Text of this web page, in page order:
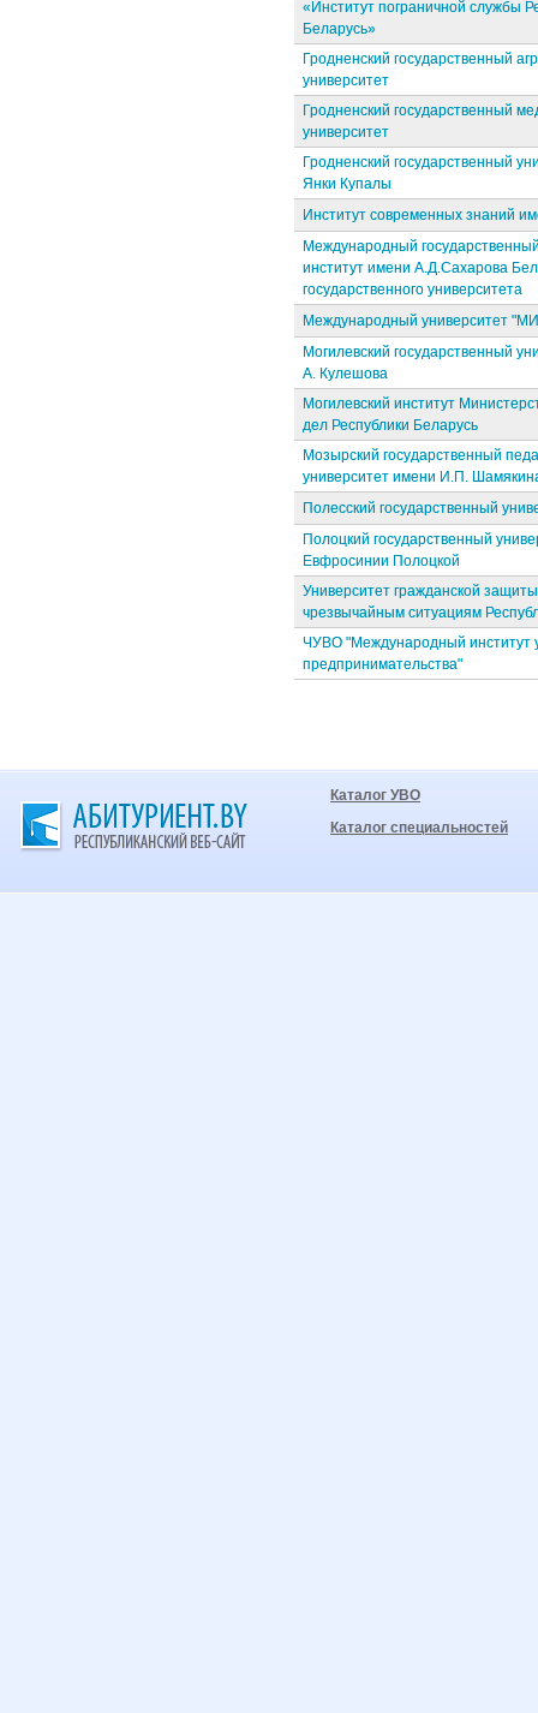
«Институт пограничной службы
Беларусь»
Гродненский государственный
университет
Гродненский государственный
университет
Гродненский государственный
Янки Купалы
Институт современных знаний
Международный
институт имени А.Д.Сахарова
государственного университета
Международный университет
Могилевский государственный
А. Кулешова
Могилевский институт
дел Республики Беларусь
Мозырский государственный
университет имени И.П.
Полесский государственный
Полоцкий государственный
Евфросинии Полоцкой
Университет гражданской
чрезвычайным ситуациям
ЧУВО "Международный институт
предпринимательства"
Каталог УВО
Каталог специальностей